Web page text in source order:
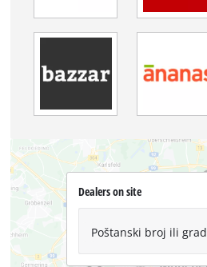
Dealers on site
Poštanski broj ili grad